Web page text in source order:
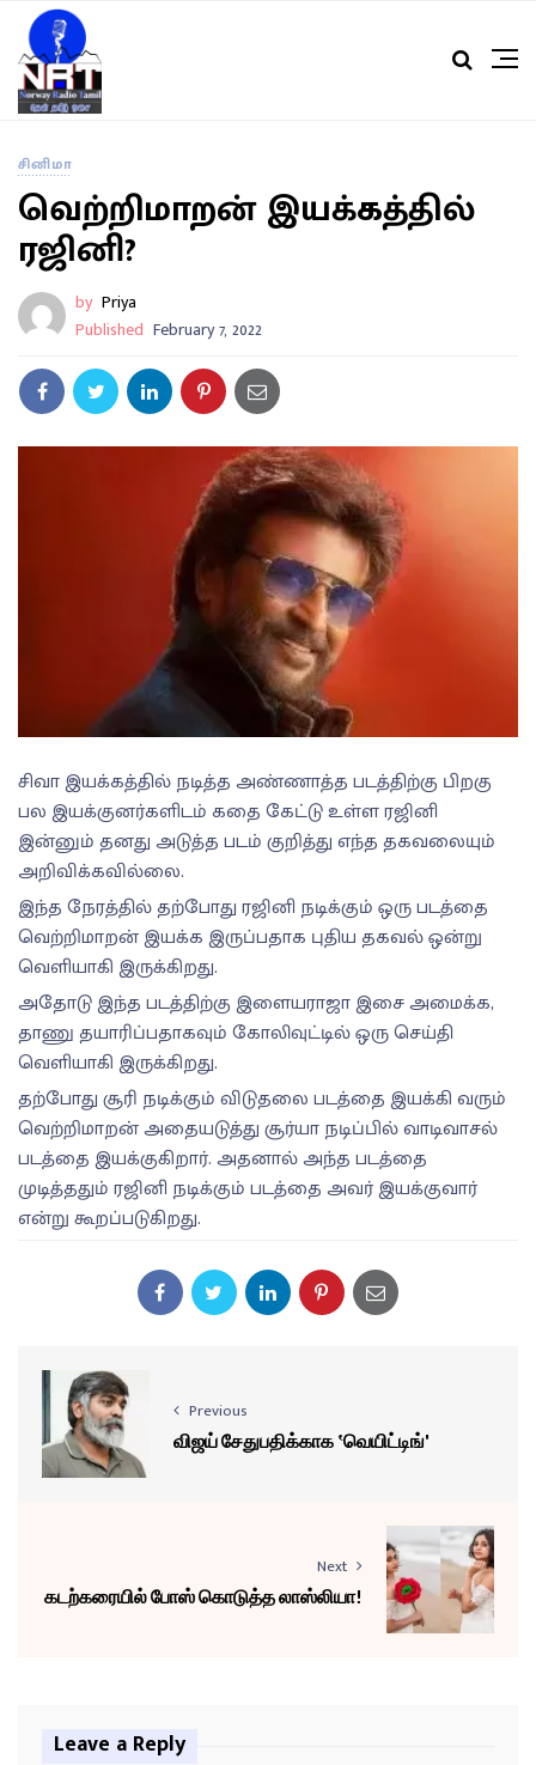
சினிமா
வெற்றிமாறன் இயக்கத்தில்
ரஜினி?
by Priya
Published February 7, 2022
சிவா இயக்கத்தில் நடித்த அண்ணாத்த படத்திற்கு பிறகு
பல இயக்குனர்களிடம் கதை கேட்டு உள்ள ரஜினி
இன்னும் தனது அடுத்த படம் குறித்து எந்த தகவலையும்
அறிவிக்கவில்லை.
இந்த நேரத்தில் தற்போது ரஜினி நடிக்கும் ஒரு படத்தை
வெற்றிமாறன் இயக்க இருப்பதாக புதிய தகவல் ஒன்று
வெளியாகி இருக்கிறது.
அதோடு இந்த படத்திற்கு இளையராஜா இசை அமைக்க,
தாணு தயாரிப்பதாகவும் கோலிவுட்டில் ஒரு செய்தி
வெளியாகி இருக்கிறது.
தற்போது சூரி நடிக்கும் விடுதலை படத்தை இயக்கி வரும்
வெற்றிமாறன் அதையடுத்து சூர்யா நடிப்பில் வாடிவாசல்
படத்தை இயக்குகிறார். அதனால் அந்த படத்தை
முடித்ததும் ரஜினி நடிக்கும் படத்தை அவர் இயக்குவார்
என்று கூறப்படுகிறது.
Previous
விஜய் சேதுபதிக்காக ‛வெயிட்டிங்'
Next
கடற்கரையில் போஸ் கொடுத்த லாஸ்லியா!
Leave a Reply